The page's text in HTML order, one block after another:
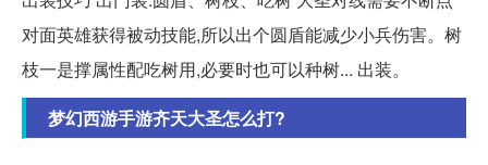
对面英雄获得被动技能,所以出个圆盾能减少小兵伤害。树
枝一是撑属性配吃树用,必要时也可以种树... 出装。
梦幻西游手游齐天大圣怎么打?